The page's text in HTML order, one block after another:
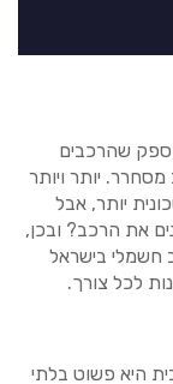
ספק שהרכבים
יותר ויותר
יותר, אבל
את הרכב? ובכן,
בישראל
לכל צורך.
היא פשוט בלתי